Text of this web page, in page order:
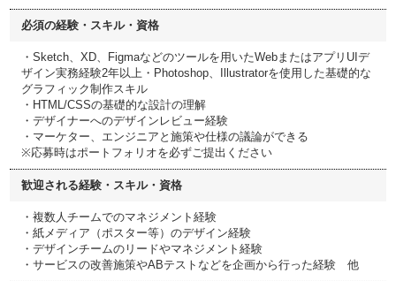
必須の経験・スキル・資格
・Sketch、XD、Figmaなどのツールを用いたWebまたはアプリUIデ
ザイン実務経験2年以上・Photoshop、Illustratorを使用した基礎的な
グラフィック制作スキル
・HTML/CSSの基礎的な設計の理解
・デザイナーへのデザインレビュー経験
・マーケター、エンジニアと施策や仕様の議論ができる
※応募時はポートフォリオを必ずご提出ください
歓迎される経験・スキル・資格
・複数人チームでのマネジメント経験
・紙メディア（ポスター等）のデザイン経験
・デザインチームのリードやマネジメント経験
・サービスの改善施策やABテストなどを企画から行った経験 他